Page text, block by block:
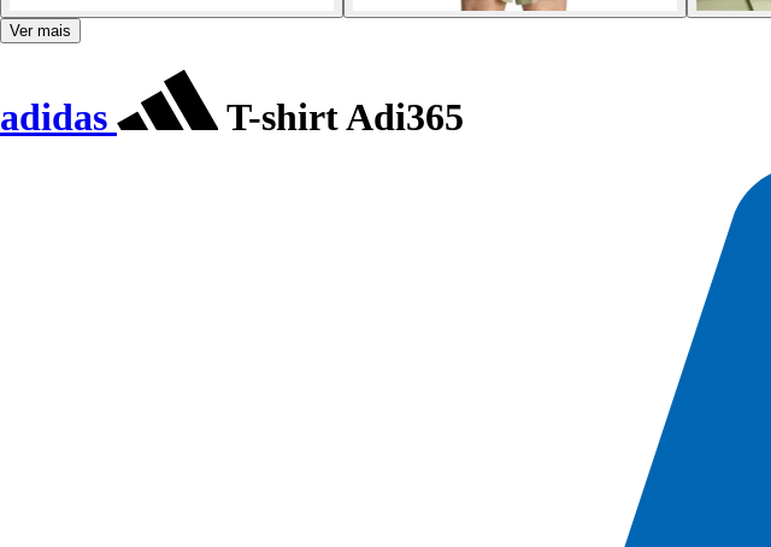
Ver mais
adidas T-shirt Adi365